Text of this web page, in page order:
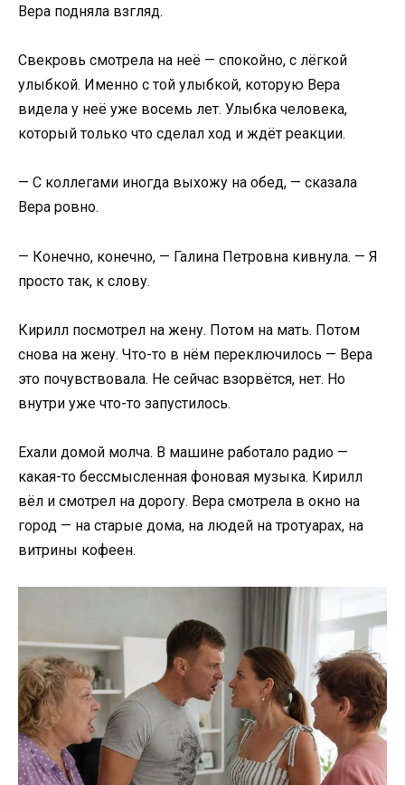
Вера подняла взгляд.
Свекровь смотрела на неё — спокойно, с лёгкой
улыбкой. Именно с той улыбкой, которую Вера
видела у неё уже восемь лет. Улыбка человека,
который только что сделал ход и ждёт реакции.
— С коллегами иногда выхожу на обед, — сказала
Вера ровно.
— Конечно, конечно, — Галина Петровна кивнула. — Я
просто так, к слову.
Кирилл посмотрел на жену. Потом на мать. Потом
снова на жену. Что-то в нём переключилось — Вера
это почувствовала. Не сейчас взорвётся, нет. Но
внутри уже что-то запустилось.
Ехали домой молча. В машине работало радио —
какая-то бессмысленная фоновая музыка. Кирилл
вёл и смотрел на дорогу. Вера смотрела в окно на
город — на старые дома, на людей на тротуарах, на
витрины кофеен.